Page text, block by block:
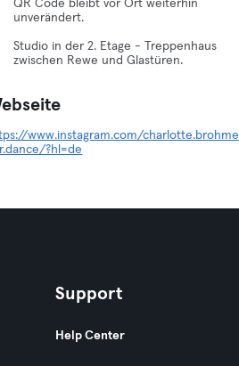
QR Code bleibt vor Ort weiterhin
unverändert.
Studio in der 2. Etage - Treppenhaus
zwischen Rewe und Glastüren.
www.instagram.com/charlotte.brohme
?hl=de
Support
Help Center